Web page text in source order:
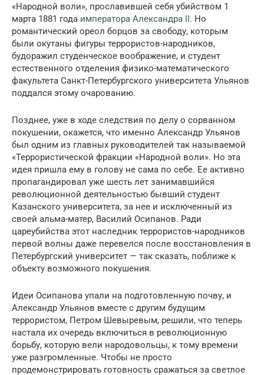
«Народной воли», прославившей себя убийством 1
марта 1881 года императора Александра II. Но
романтический ореол борцов за свободу, которым
были окутаны фигуры террористов-народников,
будоражил студенческое воображение, и студент
естественного отделения физико-математического
факультета Санкт-Петербургского университета Ульянов
поддался этому очарованию.
Позднее, уже в ходе следствия по делу о сорванном
покушении, окажется, что именно Александр Ульянов
был одним из главных руководителей так называемой
«Террористической фракции «Народной воли». Но эта
идея пришла ему в голову не сама по себе. Ее активно
пропагандировал уже шесть лет занимавшийся
революционной деятельностью бывший студент
Казанского университета, за нее и исключенный из
своей альма-матер, Василий Осипанов. Ради
цареубийства этот наследник террористов-народников
первой волны даже перевелся после восстановления в
Петербургский университет — так сказать, поближе к
объекту возможного покушения.
Идеи Осипанова упали на подготовленную почву, и
Александр Ульянов вместе с другим будущим
террористом, Петром Шевыревым, решили, что теперь
настала их очередь включиться в революционную
борьбу, которую вели народовольцы, к тому времени
уже разгромленные. Чтобы не просто
продемонстрировать готовность сражаться за светлое